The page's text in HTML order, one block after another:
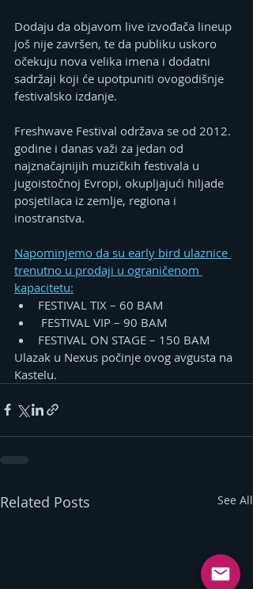
Dodaju da objavom live izvođača lineup
još nije završen, te da publiku uskoro
očekuju nova velika imena i dodatni
sadržaji koji će upotpuniti ovogodišnje
festivalsko izdanje.
Freshwave Festival održava se od 2012.
godine i danas važi za jedan od
najznačajnijih muzičkih festivala u
jugoistočnoj Evropi, okupljajući hiljade
posjetilaca iz zemlje, regiona i
inostranstva.
Napominjemo da su early bird ulaznice
trenutno u prodaji u ograničenom
kapacitetu:
FESTIVAL TIX – 60 BAM
FESTIVAL VIP – 90 BAM
FESTIVAL ON STAGE – 150 BAM
Ulazak u Nexus počinje ovog avgusta na
Kastelu.
Related Posts See All